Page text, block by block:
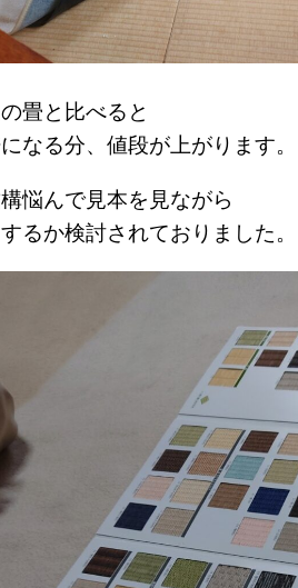
畳と比べると
なる分、値段が上がります。
悩んで見本を見ながら
るか検討されておりました。